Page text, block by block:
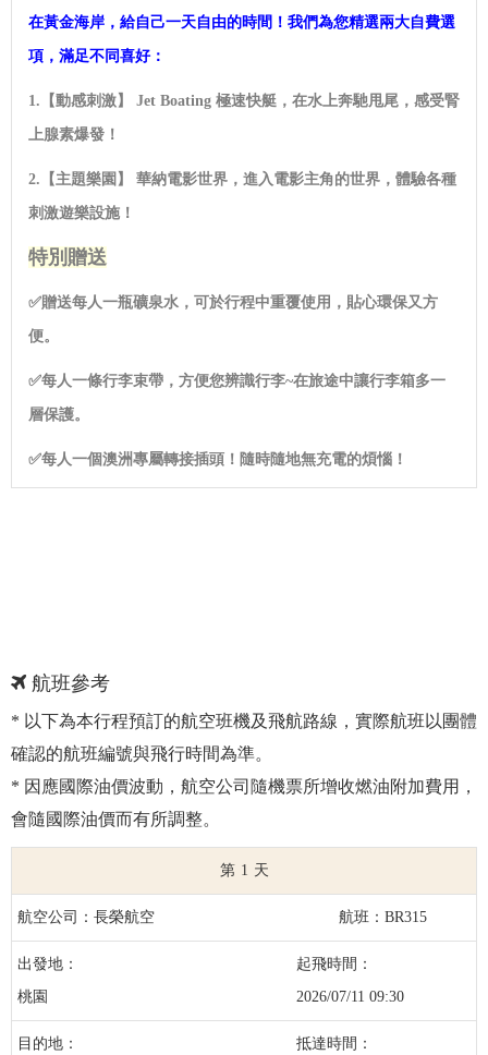
在黃金海岸，給自己一天自由的時間！我們為您精選兩大自費選
項，滿足不同喜好：
1. 【動感刺激】 Jet Boating 極速快艇，在水上奔馳甩尾，感受腎
上腺素爆發！
2. 【主題樂園】 華納電影世界，進入電影主角的世界，體驗各種
刺激遊樂設施！
特別贈送
✅贈送每人一瓶礦泉水，可於行程中重覆使用，貼心環保又方
便。
✅每人一條行李束帶，方便您辨識行李~在旅途中讓行李箱多一
層保護。
✅每人一個澳洲專屬轉接插頭！隨時隨地無充電的煩惱！
航班參考
* 以下為本行程預訂的航空班機及飛航路線，實際航班以團體
確認的航班編號與飛行時間為準。
* 因應國際油價波動，航空公司隨機票所增收燃油附加費用，
會隨國際油價而有所調整。
1
長榮航空 BR315
桃園 2026/07/11 09:30